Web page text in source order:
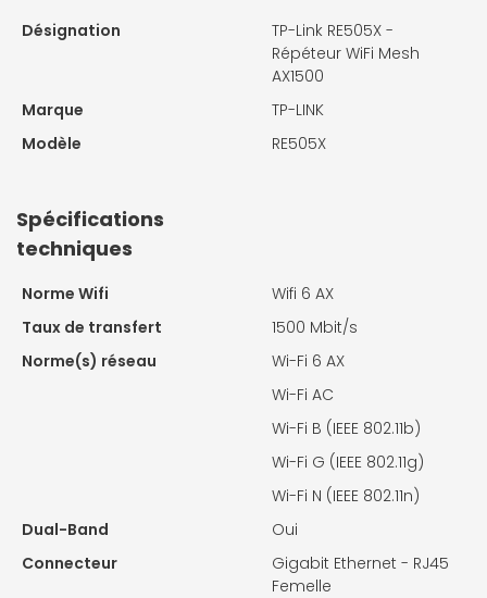
Désignation
TP-Link RE505X -
Répéteur WiFi Mesh
AX1500
Marque
TP-LINK
Modèle
RE505X
Spécifications
techniques
Norme Wifi
Wifi 6 AX
Taux de transfert
1500 Mbit/s
Norme(s) réseau
Wi-Fi 6 AX
Wi-Fi AC
Wi-Fi B (IEEE 802.11b)
Wi-Fi G (IEEE 802.11g)
Wi-Fi N (IEEE 802.11n)
Dual-Band
Oui
Connecteur
Gigabit Ethernet - RJ45
Femelle